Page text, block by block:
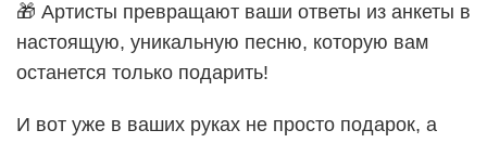
🎁 Артисты превращают ваши ответы из анкеты в
настоящую, уникальную песню, которую вам
останется только подарить!
И вот уже в ваших руках не просто подарок, а